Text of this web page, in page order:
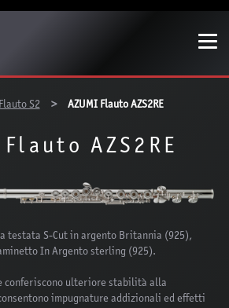
Flauto S2 AZUMI Flauto AZS2RE
AZS2RE
testata S-Cut in argento Britannia (925),
In Argento sterling (925).
conferiscono ulteriore stabilità alla
impugnature addizionali ed effetti